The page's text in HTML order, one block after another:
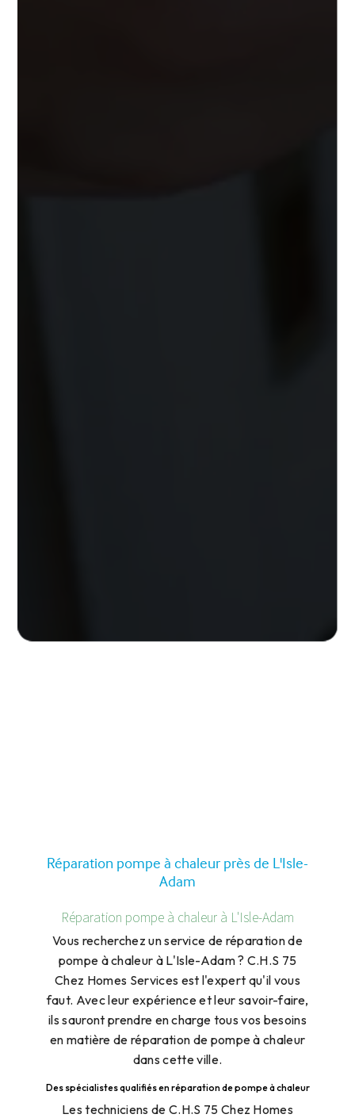
Réparation pompe à chaleur près de L'Isle-
Adam
Réparation pompe à chaleur à L'Isle-Adam
Vous recherchez un service de réparation de
pompe à chaleur à L'Isle-Adam ? C.H.S 75
Chez Homes Services est l'expert qu'il vous
faut. Avec leur expérience et leur savoir-faire,
ils sauront prendre en charge tous vos besoins
en matière de réparation de pompe à chaleur
dans cette ville.
Des spécialistes qualifiés en réparation de pompe à chaleur
Les techniciens de C.H.S 75 Chez Homes